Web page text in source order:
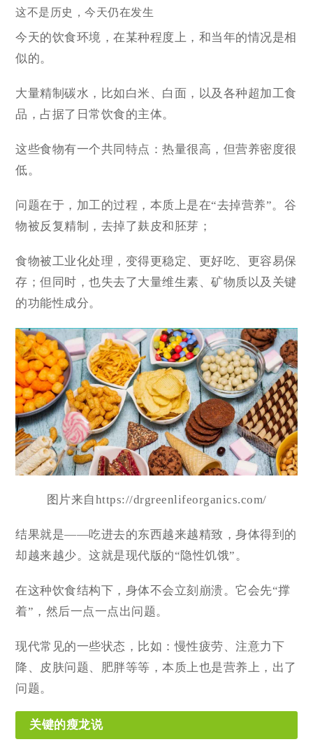
这不是历史，今天仍在发生
今天的饮食环境，在某种程度上，和当年的情况是相
似的。
大量精制碳水，比如白米、白面，以及各种超加工食
品，占据了日常饮食的主体。
这些食物有一个共同特点：热量很高，但营养密度很
低。
问题在于，加工的过程，本质上是在“去掉营养”。谷
物被反复精制，去掉了麸皮和胚芽；
食物被工业化处理，变得更稳定、更好吃、更容易保
存；但同时，也失去了大量维生素、矿物质以及关键
的功能性成分。
图片来自https://drgreenlifeorganics.com/
结果就是——吃进去的东西越来越精致，身体得到的
却越来越少。这就是现代版的“隐性饥饿”。
在这种饮食结构下，身体不会立刻崩溃。它会先“撑
着”，然后一点一点出问题。
现代常见的一些状态，比如：慢性疲劳、注意力下
降、皮肤问题、肥胖等等，本质上也是营养上，出了
问题。
关键的瘦龙说